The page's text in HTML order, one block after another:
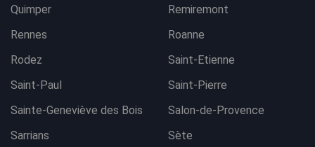
Quimper
Remiremont
Rennes
Roanne
Rodez
Saint-Etienne
Saint-Paul
Saint-Pierre
Sainte-Geneviève des Bois
Salon-de-Provence
Sarrians
Sète